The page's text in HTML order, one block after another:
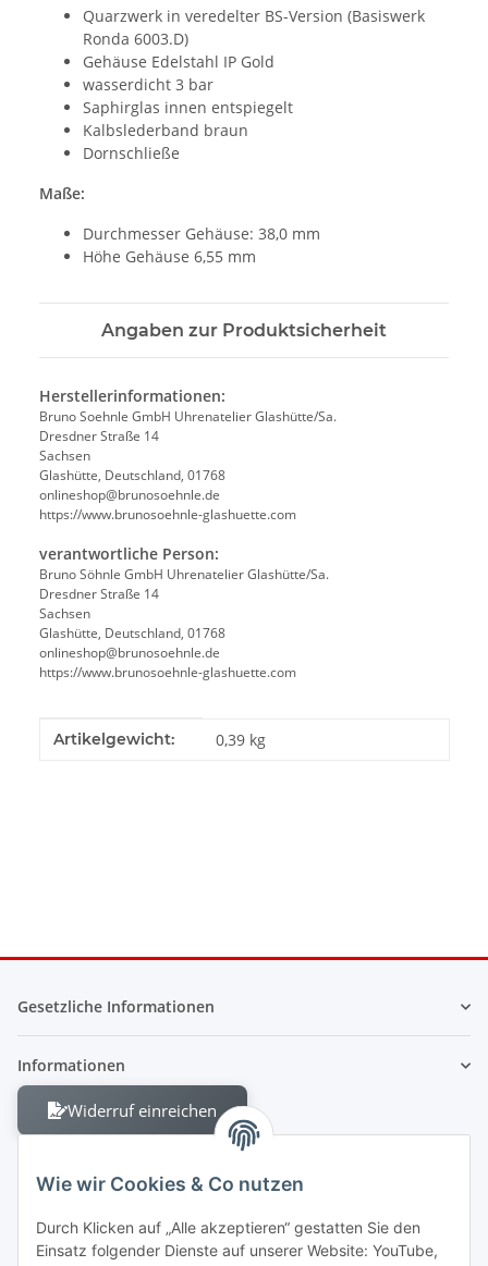
Wie wir Cookies & Co nutzen
Durch Klicken auf „Alle akzeptieren“ gestatten Sie den
Einsatz folgender Dienste auf unserer Website: YouTube,
Quarzwerk in veredelter BS-Version (Basiswerk
Ronda 6003.D)
Gehäuse Edelstahl IP Gold
wasserdicht 3 bar
Saphirglas innen entspiegelt
Kalbslederband braun
Dornschließe
Maße:
Durchmesser Gehäuse: 38,0 mm
Höhe Gehäuse 6,55 mm
Angaben zur Produktsicherheit
Herstellerinformationen:
Bruno Soehnle GmbH Uhrenatelier Glashütte/Sa.
Dresdner Straße 14
Sachsen
Glashütte, Deutschland, 01768
onlineshop@brunosoehnle.de
https://www.brunosoehnle-glashuette.com
verantwortliche Person:
Bruno Söhnle GmbH Uhrenatelier Glashütte/Sa.
Dresdner Straße 14
Sachsen
Glashütte, Deutschland, 01768
onlineshop@brunosoehnle.de
https://www.brunosoehnle-glashuette.com
Produkteigenschaft
Wert
Artikelgewicht: 0,39 kg
Gesetzliche Informationen
Informationen
Widerruf einreichen
Berliner Allee 38